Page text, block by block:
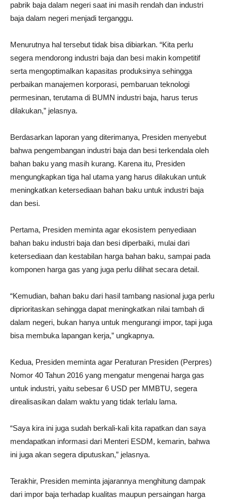
pabrik baja dalam negeri saat ini masih rendah dan industri
baja dalam negeri menjadi terganggu.
Menurutnya hal tersebut tidak bisa dibiarkan. “Kita perlu
segera mendorong industri baja dan besi makin kompetitif
serta mengoptimalkan kapasitas produksinya sehingga
perbaikan manajemen korporasi, pembaruan teknologi
permesinan, terutama di BUMN industri baja, harus terus
dilakukan,” jelasnya.
Berdasarkan laporan yang diterimanya, Presiden menyebut
bahwa pengembangan industri baja dan besi terkendala oleh
bahan baku yang masih kurang. Karena itu, Presiden
mengungkapkan tiga hal utama yang harus dilakukan untuk
meningkatkan ketersediaan bahan baku untuk industri baja
dan besi.
Pertama, Presiden meminta agar ekosistem penyediaan
bahan baku industri baja dan besi diperbaiki, mulai dari
ketersediaan dan kestabilan harga bahan baku, sampai pada
komponen harga gas yang juga perlu dilihat secara detail.
“Kemudian, bahan baku dari hasil tambang nasional juga perlu
diprioritaskan sehingga dapat meningkatkan nilai tambah di
dalam negeri, bukan hanya untuk mengurangi impor, tapi juga
bisa membuka lapangan kerja,” ungkapnya.
Kedua, Presiden meminta agar Peraturan Presiden (Perpres)
Nomor 40 Tahun 2016 yang mengatur mengenai harga gas
untuk industri, yaitu sebesar 6 USD per MMBTU, segera
direalisasikan dalam waktu yang tidak terlalu lama.
“Saya kira ini juga sudah berkali-kali kita rapatkan dan saya
mendapatkan informasi dari Menteri ESDM, kemarin, bahwa
ini juga akan segera diputuskan,” jelasnya.
Terakhir, Presiden meminta jajarannya menghitung dampak
dari impor baja terhadap kualitas maupun persaingan harga